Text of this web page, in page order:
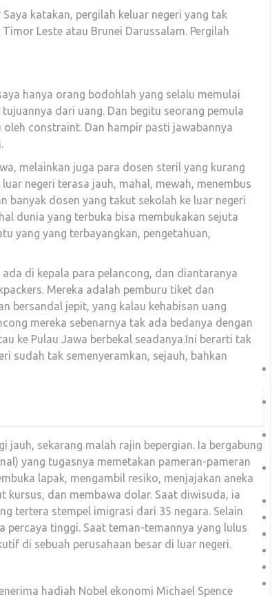
katakan, pergilah keluar negeri yang tak
Leste atau Brunei Darussalam. Pergilah
hanya orang bodohlah yang selalu memulai
dari uang. Dan begitu seorang pemula
constraint. Dan hampir pasti jawabannya
melainkan juga para dosen steril yang kurang
negeri terasa jauh, mahal, mewah, menembus
banyak dosen yang takut sekolah ke luar negeri
dunia yang terbuka bisa membukakan sejuta
yang yang terbayangkan, pengetahuan,
di kepala para pelancong, dan diantaranya
Mereka adalah pemburu tiket dan
bersandal jepit, yang kalau kehabisan uang
mereka sebenarnya tak ada bedanya dengan
ke Pulau Jawa berbekal seadanya.Ini berarti tak
sudah tak semenyeramkan, sejauh, bahkan
jauh, sekarang malah rajin bepergian. Ia bergabung
yang tugasnya memetakan pameran-pameran
lapak, mengambil resiko, menjajakan aneka
kursus, dan membawa dolar. Saat diwisuda, ia
tertera stempel imigrasi dari 35 negara. Selain
percaya tinggi. Saat teman-temannya yang lulus
di sebuah perusahaan besar di luar negeri.
hadiah Nobel ekonomi Michael Spence